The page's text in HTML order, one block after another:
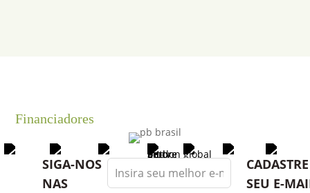
Financiadores
SIGA-NOS
NAS
Leave
this
CADASTRE
SEU E-